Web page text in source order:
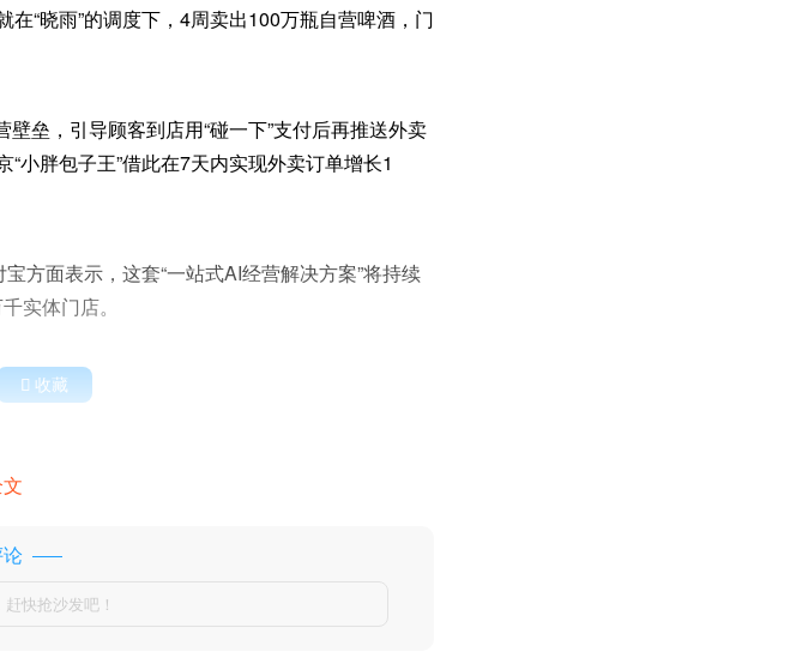
“晓雨”的调度下，4周卖出100万瓶自营啤酒，门
壁垒，引导顾客到店用“碰一下”支付后再推送外卖
小胖包子王”借此在7天内实现外卖订单增长1
方面表示，这套“一站式AI经营解决方案”将持续
实体门店。
 收藏
快抢沙发吧！